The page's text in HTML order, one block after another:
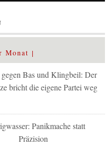
Monat
Bas und Klingbeil: Der
bricht die eigene Partei weg
Panikmache statt
Präzision